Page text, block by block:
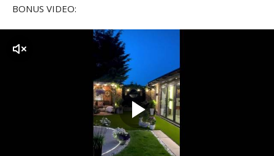
BONUS VIDEO: